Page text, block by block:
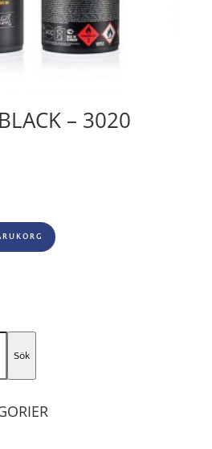
– 3020
Sök